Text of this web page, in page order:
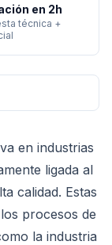
en 2h
técnica +
en industrias
ligada al
calidad. Estas
procesos de
la industria